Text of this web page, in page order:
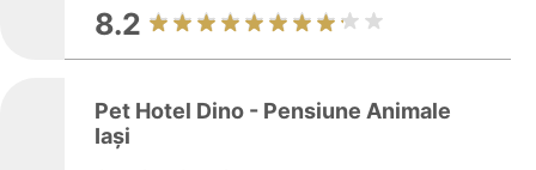
8.2
Pet Hotel Dino - Pensiune Animale
Iași